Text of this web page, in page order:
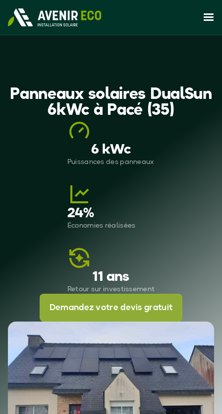
Panneaux solaires DualSun
6kWc à Pacé (35)
6 kWc
Puissances des panneaux
24%
Économies réalisées
11 ans
Retour sur investissement
Demandez votre devis gratuit